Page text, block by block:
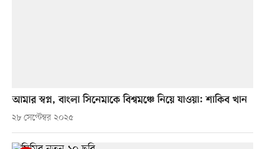
আমার স্বপ্ন, বাংলা সিনেমাকে বিশ্বমঞ্চে নিয়ে যাওয়া: শাকিব খান
২৮ সেপ্টেম্বর ২০২৫